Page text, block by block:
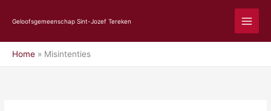
naarGeloofsgemeenschap Sint-Jozef Tereken
Home Misintenties